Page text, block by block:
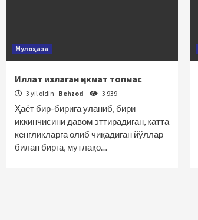
Мулоҳаза
Иллат излаган ҳикмат топмас
3 yil oldin Behzod 3 939
Ҳаёт бир-бирига уланиб, бири
иккинчисини давом эттирадиган, катта
кенгликларга олиб чиқадиган йўллар
билан бирга, мутлақо…